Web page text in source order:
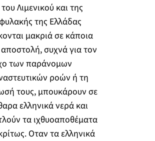
Λιμενικού και της
της Ελλάδας
μακριά σε κάποια
συχνά για τον
των παράνομων
ροών ή τη
τους, μπουκάρουν σε
ελληνικά νερά και
τα ιχθυοαποθέματα
Οταν τα ελληνικά